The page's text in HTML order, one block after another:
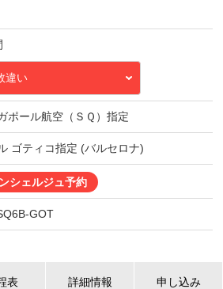
違い
ポール航空（ＳＱ）指定
ゴティコ指定 (バルセロナ)
シェルジュ予約
GOT
表 詳細情報 申し込み